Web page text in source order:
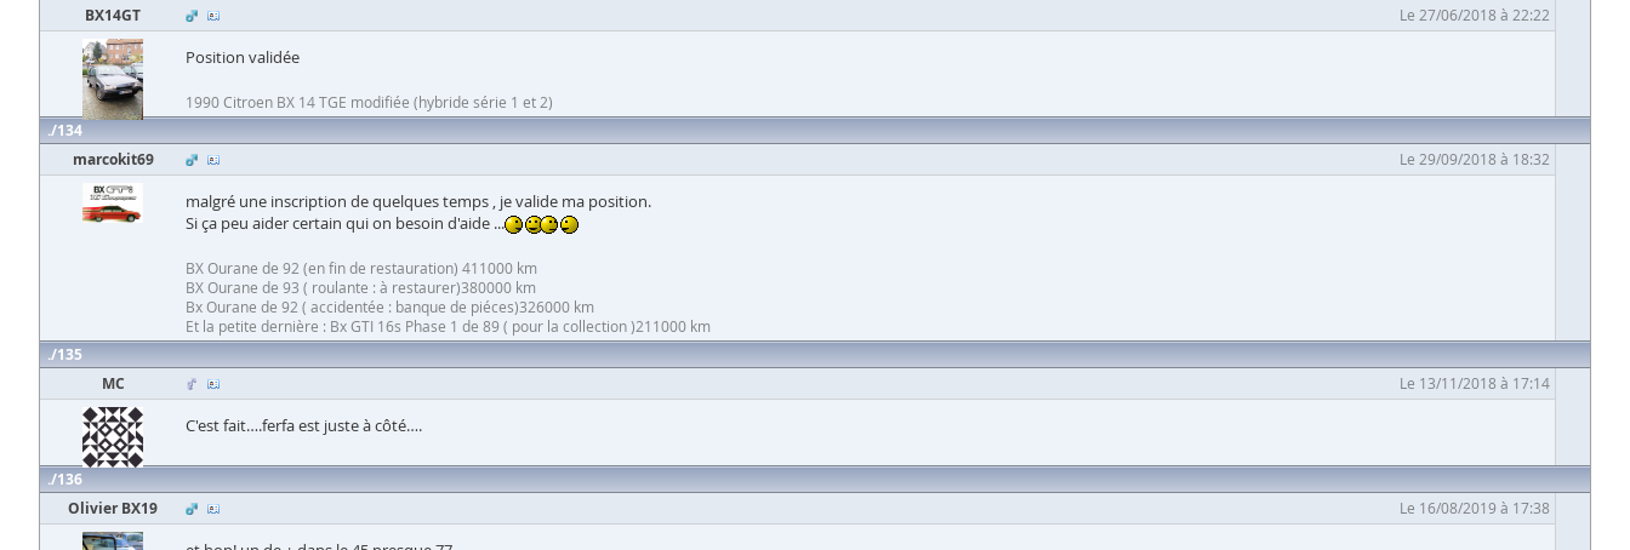
BX14GT
Le 27/06/2018 à 22:22
Position validée
1990 Citroen BX 14 TGE modifiée (hybride série 1 et 2)
134
marcokit69
Le 29/09/2018 à 18:32
malgré une inscription de quelques temps , je valide ma position.
Si ça peu aider certain qui on besoin d'aide ...
BX Ourane de 92 (en fin de restauration) 411000 km
BX Ourane de 93 ( roulante : à restaurer)380000 km
Bx Ourane de 92 ( accidentée : banque de piéces)326000 km
Et la petite dernière : Bx GTI 16s Phase 1 de 89 ( pour la collection )211000 km
135
MC
Le 13/11/2018 à 17:14
C'est fait….ferfa est juste à côté….
136
Olivier BX19
Le 16/08/2019 à 17:38